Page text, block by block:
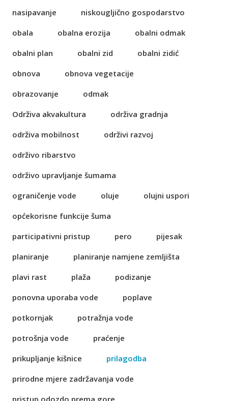
nasipavanje
niskougljično gospodarstvo
obala
obalna erozija
obalni odmak
obalni plan
obalni zid
obalni zidić
obnova
obnova vegetacije
obrazovanje
odmak
Održiva akvakultura
održiva gradnja
održiva mobilnost
održivi razvoj
održivo ribarstvo
održivo upravljanje šumama
ograničenje vode
oluje
olujni uspori
općekorisne funkcije šuma
participativni pristup
pero
pijesak
planiranje
planiranje namjene zemljišta
plavi rast
plaža
podizanje
ponovna uporaba vode
poplave
potkornjak
potražnja vode
potrošnja vode
praćenje
prikupljanje kišnice
prilagodba
prirodne mjere zadržavanja vode
pristup odozdo prema gore